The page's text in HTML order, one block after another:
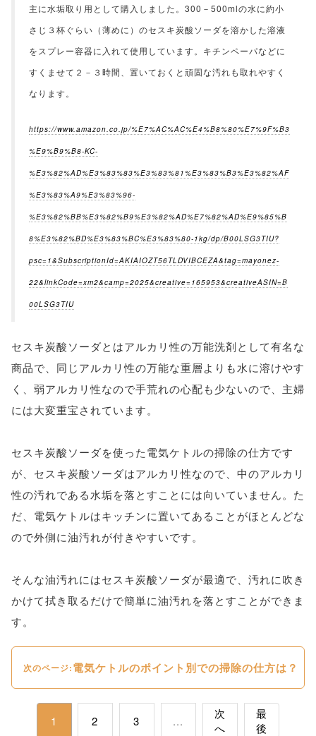
主に水垢取り用として購入しました。300－500mlの水に約小
さじ３杯ぐらい（薄めに）のセスキ炭酸ソーダを溶かした溶液
をスプレー容器に入れて使用しています。キチンペーパなどに
すくませて２－３時間、置いておくと頑固な汚れも取れやすく
なります。
https://www.amazon.co.jp/%E7%AC%AC%E4%B8%80%E7%9F%B3
%E9%B9%B8-KC-
%E3%82%AD%E3%83%83%E3%83%81%E3%83%B3%E3%82%AF
%E3%83%A9%E3%83%96-
%E3%82%BB%E3%82%B9%E3%82%AD%E7%82%AD%E9%85%B
8%E3%82%BD%E3%83%BC%E3%83%80-1kg/dp/B00LSG3TIU?
psc=1&SubscriptionId=AKIAIOZT56TLDVIBCEZA&tag=mayonez-
22&linkCode=xm2&camp=2025&creative=165953&creativeASIN=B
00LSG3TIU
セスキ炭酸ソーダとはアルカリ性の万能洗剤として有名な
商品で、同じアルカリ性の万能な重層よりも水に溶けやす
く、弱アルカリ性なので手荒れの心配も少ないので、主婦
には大変重宝されています。
セスキ炭酸ソーダを使った電気ケトルの掃除の仕方です
が、セスキ炭酸ソーダはアルカリ性なので、中のアルカリ
性の汚れである水垢を落とすことには向いていません。た
だ、電気ケトルはキッチンに置いてあることがほとんどな
ので外側に油汚れが付きやすいです。
そんな油汚れにはセスキ炭酸ソーダが最適で、汚れに吹き
かけて拭き取るだけで簡単に油汚れを落とすことができま
す。
次のページ:電気ケトルのポイント別での掃除の仕方は？
1 2 3 ...
次
へ
最
後